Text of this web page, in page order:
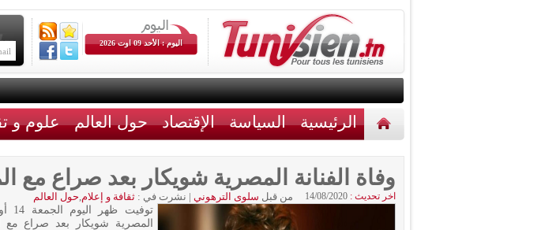
اليوم : الأحد 09 اوت 2026
الرئيسية السياسة الإقتصاد حول العالم علوم و
وفاة الفنانة المصرية شويكار بعد صراع مع
اخر تحديث : 14/08/2020 من قبل سلوى الترهوني | نشرت في :ثقافة و إعلام,حول العالم
المصرية شويكار بعد صراع